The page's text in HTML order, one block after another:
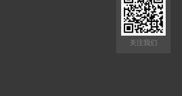
关注我们